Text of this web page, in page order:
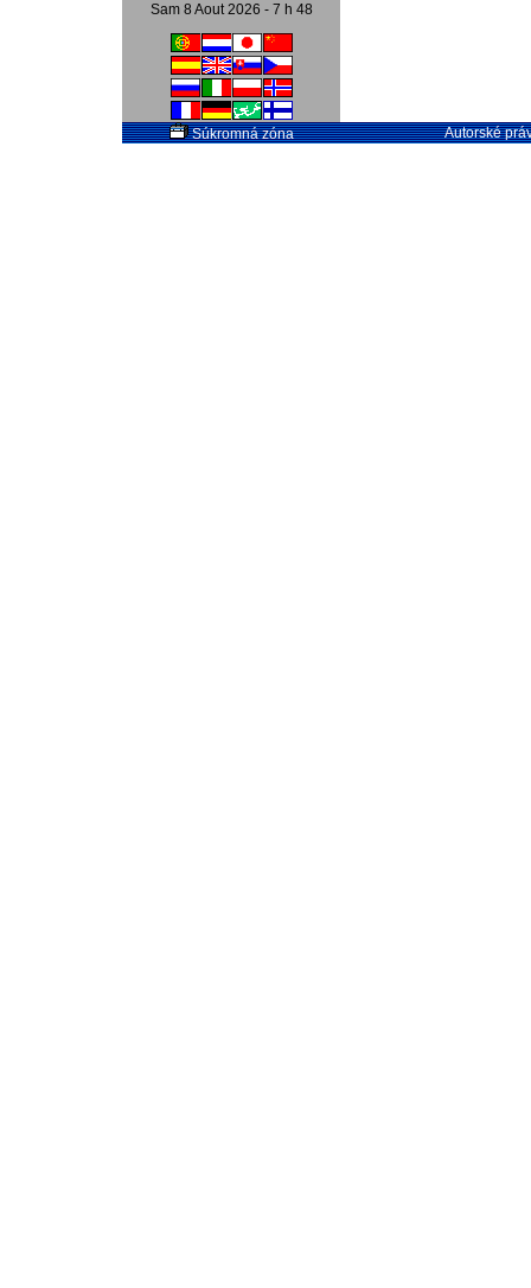
Sam 8 Aout 2026 - 7 h 48
Súkromná zóna Autorské